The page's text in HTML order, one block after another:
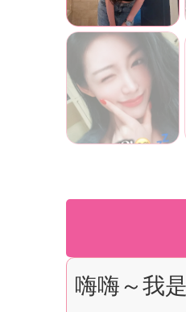
嗨嗨～我